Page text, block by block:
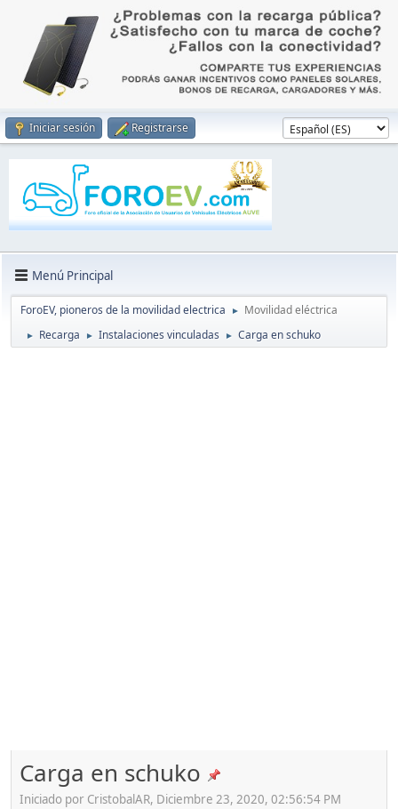
Iniciar sesión Registrarse
Menú Principal
ForoEV, pioneros de la movilidad electrica ► Movilidad eléctrica
► Recarga ► Instalaciones vinculadas ► Carga en schuko
Carga en schuko
Iniciado por CristobalAR, Diciembre 23, 2020, 02:56:54 PM